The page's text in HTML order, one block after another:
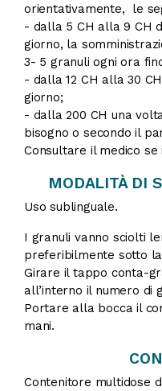
orientativamente, le
- dalla 5 CH alla 9 CH
giorno, la
3- 5 granuli ogni ora
- dalla 12 CH alla 30
giorno;
- dalla 200 CH una
bisogno o secondo il
Consultare il medico
MODALITÀ DI
Uso sublinguale.
I granuli vanno sciolti
preferibilmente sotto
Girare il tappo conta-
all’interno il numero di
Portare alla bocca il
mani.
Contenitore multidose